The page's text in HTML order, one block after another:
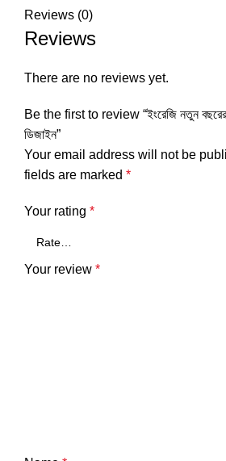
Reviews (0)
Reviews
There are no reviews yet.
Be the first to review “ইংরেজি নতুন বছরের
ডিজাইন”
Your email address will not be
fields are marked *
Your rating *
Your review *